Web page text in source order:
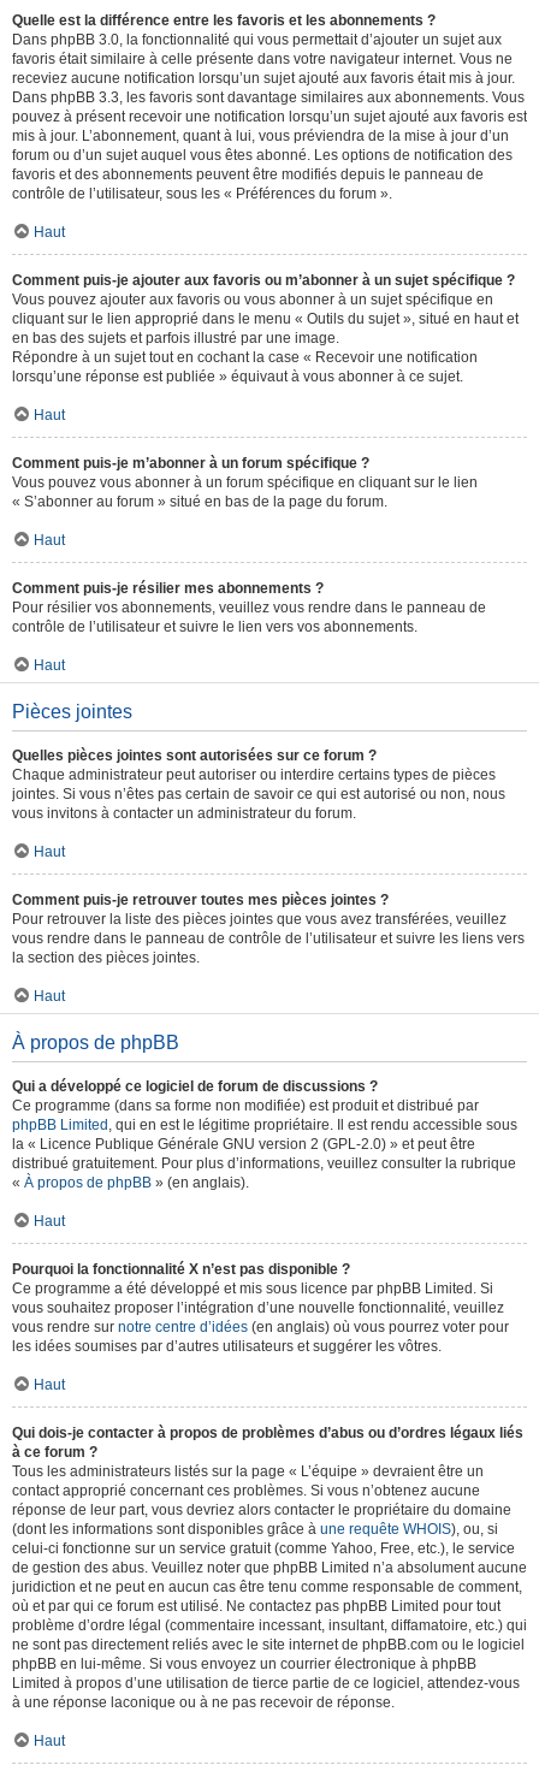
Quelle est la différence entre les favoris et les abonnements ?
Dans phpBB 3.0, la fonctionnalité qui vous permettait d’ajouter un sujet aux
favoris était similaire à celle présente dans votre navigateur internet. Vous ne
receviez aucune notification lorsqu’un sujet ajouté aux favoris était mis à jour.
Dans phpBB 3.3, les favoris sont davantage similaires aux abonnements. Vous
pouvez à présent recevoir une notification lorsqu’un sujet ajouté aux favoris est
mis à jour. L’abonnement, quant à lui, vous préviendra de la mise à jour d’un
forum ou d’un sujet auquel vous êtes abonné. Les options de notification des
favoris et des abonnements peuvent être modifiés depuis le panneau de
contrôle de l’utilisateur, sous les « Préférences du forum ».
Haut
Comment puis-je ajouter aux favoris ou m’abonner à un sujet spécifique ?
Vous pouvez ajouter aux favoris ou vous abonner à un sujet spécifique en
cliquant sur le lien approprié dans le menu « Outils du sujet », situé en haut et
en bas des sujets et parfois illustré par une image.
Répondre à un sujet tout en cochant la case « Recevoir une notification
lorsqu’une réponse est publiée » équivaut à vous abonner à ce sujet.
Haut
Comment puis-je m’abonner à un forum spécifique ?
Vous pouvez vous abonner à un forum spécifique en cliquant sur le lien
« S’abonner au forum » situé en bas de la page du forum.
Haut
Comment puis-je résilier mes abonnements ?
Pour résilier vos abonnements, veuillez vous rendre dans le panneau de
contrôle de l’utilisateur et suivre le lien vers vos abonnements.
Haut
Pièces jointes
Quelles pièces jointes sont autorisées sur ce forum ?
Chaque administrateur peut autoriser ou interdire certains types de pièces
jointes. Si vous n’êtes pas certain de savoir ce qui est autorisé ou non, nous
vous invitons à contacter un administrateur du forum.
Haut
Comment puis-je retrouver toutes mes pièces jointes ?
Pour retrouver la liste des pièces jointes que vous avez transférées, veuillez
vous rendre dans le panneau de contrôle de l’utilisateur et suivre les liens vers
la section des pièces jointes.
Haut
À propos de phpBB
Qui a développé ce logiciel de forum de discussions ?
Ce programme (dans sa forme non modifiée) est produit et distribué par
phpBB Limited , qui en est le légitime propriétaire. Il est rendu accessible sous
la « Licence Publique Générale GNU version 2 (GPL-2.0) » et peut être
distribué gratuitement. Pour plus d’informations, veuillez consulter la rubrique
« À propos de phpBB » (en anglais).
Haut
Pourquoi la fonctionnalité X n’est pas disponible ?
Ce programme a été développé et mis sous licence par phpBB Limited. Si
vous souhaitez proposer l’intégration d’une nouvelle fonctionnalité, veuillez
vous rendre sur notre centre d’idées (en anglais) où vous pourrez voter pour
les idées soumises par d’autres utilisateurs et suggérer les vôtres.
Haut
Qui dois-je contacter à propos de problèmes d’abus ou d’ordres légaux liés
à ce forum ?
Tous les administrateurs listés sur la page « L’équipe » devraient être un
contact approprié concernant ces problèmes. Si vous n’obtenez aucune
réponse de leur part, vous devriez alors contacter le propriétaire du domaine
(dont les informations sont disponibles grâce à une requête WHOIS), ou, si
celui-ci fonctionne sur un service gratuit (comme Yahoo, Free, etc.), le service
de gestion des abus. Veuillez noter que phpBB Limited n’a absolument aucune
juridiction et ne peut en aucun cas être tenu comme responsable de comment,
où et par qui ce forum est utilisé. Ne contactez pas phpBB Limited pour tout
problème d’ordre légal (commentaire incessant, insultant, diffamatoire, etc.) qui
ne sont pas directement reliés avec le site internet de phpBB.com ou le logiciel
phpBB en lui-même. Si vous envoyez un courrier électronique à phpBB
Limited à propos d’une utilisation de tierce partie de ce logiciel, attendez-vous
à une réponse laconique ou à ne pas recevoir de réponse.
Haut